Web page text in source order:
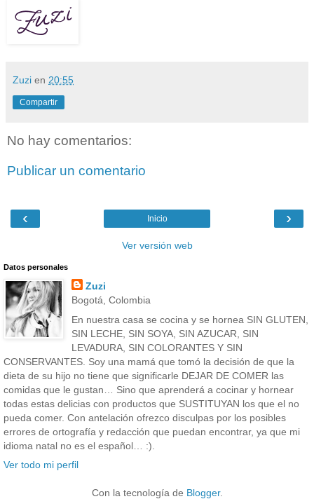
Zuzi en 20:55
Compartir
No hay comentarios:
Publicar un comentario
‹ ›
Inicio
Ver versión web
Datos personales
Zuzi
Bogotá, Colombia
En nuestra casa se cocina y se hornea SIN GLUTEN,
SIN LECHE, SIN SOYA, SIN AZUCAR, SIN
LEVADURA, SIN COLORANTES Y SIN
CONSERVANTES. Soy una mamá que tomó la decisión de que la
dieta de su hijo no tiene que significarle DEJAR DE COMER las
comidas que le gustan… Sino que aprenderá a cocinar y hornear
todas estas delicias con productos que SUSTITUYAN los que el no
pueda comer. Con antelación ofrezco disculpas por los posibles
errores de ortografía y redacción que puedan encontrar, ya que mi
idioma natal no es el español… :).
Ver todo mi perfil
Con la tecnología de Blogger.